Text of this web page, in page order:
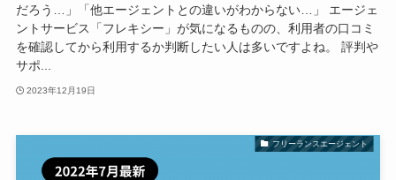
だろう…」「他エージェントとの違いがわからない…」 エージェ
ントサービス「フレキシー」が気になるものの、利用者の口コミ
を確認してから利用するか判断したい人は多いですよね。 評判や
サポ...
2023年12月19日
フリーランスエージェント